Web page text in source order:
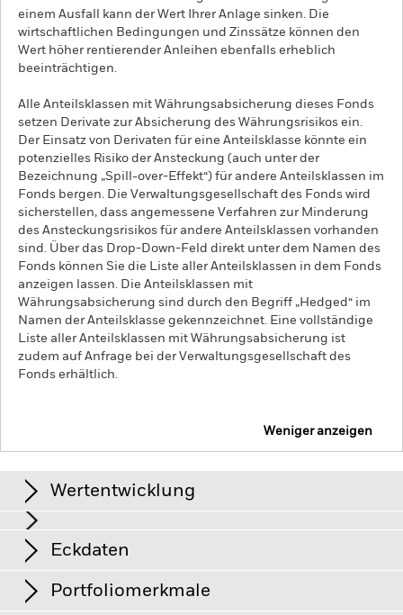
einem Ausfall kann der Wert Ihrer Anlage sinken. Die
wirtschaftlichen Bedingungen und Zinssätze können den
Wert höher rentierender Anleihen ebenfalls erheblich
beeinträchtigen.
Alle Anteilsklassen mit Währungsabsicherung dieses Fonds
setzen Derivate zur Absicherung des Währungsrisikos ein.
Der Einsatz von Derivaten für eine Anteilsklasse könnte ein
potenzielles Risiko der Ansteckung (auch unter der
Bezeichnung „Spill-over-Effekt“) für andere Anteilsklassen im
Fonds bergen. Die Verwaltungsgesellschaft des Fonds wird
sicherstellen, dass angemessene Verfahren zur Minderung
des Ansteckungsrisikos für andere Anteilsklassen vorhanden
sind. Über das Drop-Down-Feld direkt unter dem Namen des
Fonds können Sie die Liste aller Anteilsklassen in dem Fonds
anzeigen lassen. Die Anteilsklassen mit
Währungsabsicherung sind durch den Begriff „Hedged“ im
Namen der Anteilsklasse gekennzeichnet. Eine vollständige
Liste aller Anteilsklassen mit Währungsabsicherung ist
zudem auf Anfrage bei der Verwaltungsgesellschaft des
Fonds erhältlich.
Weniger anzeigen
Wertentwicklung
View full chart
Kreditrisiken, Zinsschwankungen und/oder der Ausfall eines
Emittenten haben wesentliche Auswirkungen auf die
Wertentwicklung von festverzinslichen Wertpapieren.
Potenzielle oder effektive Herabstufungen der
Kreditwürdigkeit können zu einem Risikoniveau führen.Die
Eckdaten
Anteilsklassenvermögen
Portfoliomerkmale